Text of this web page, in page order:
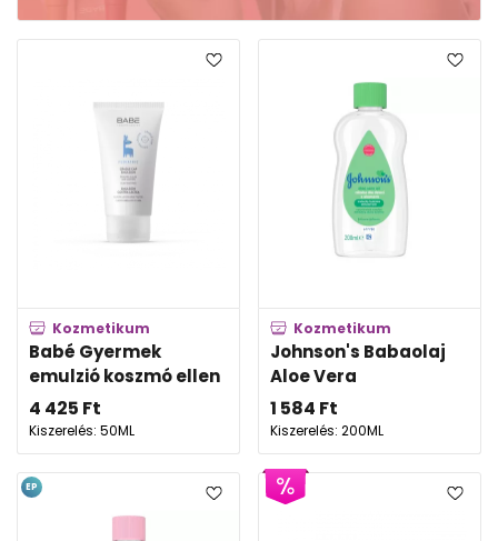
Kozmetikum
Babé Gyermek
emulzió koszmó ellen
4 425 Ft
Kiszerelés: 50ML
Kozmetikum
Johnson's Babaolaj
Aloe Vera
1 584 Ft
Kiszerelés: 200ML
EP